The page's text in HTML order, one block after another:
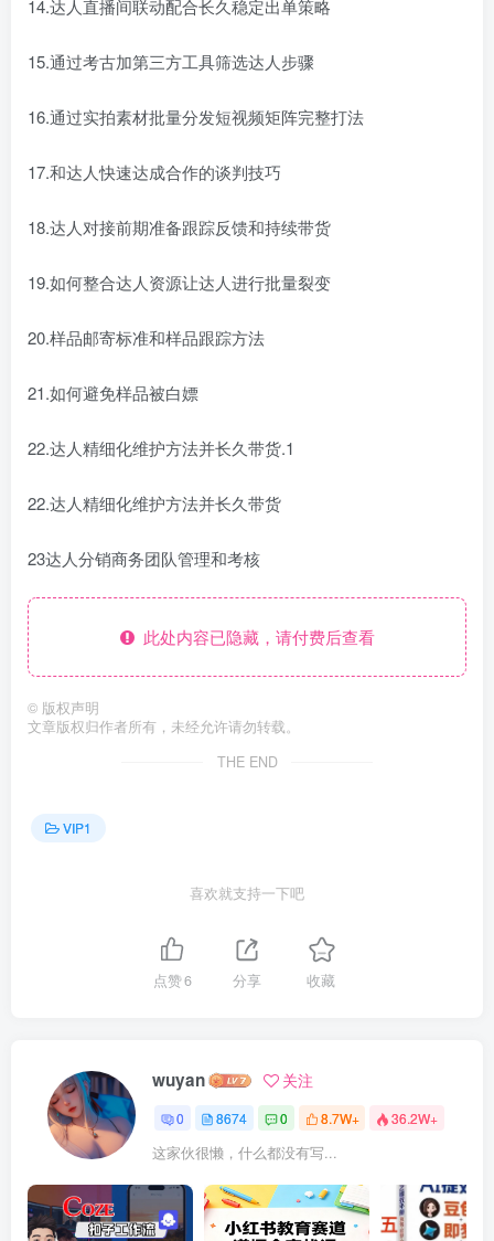
14.达人直播间联动配合长久稳定出单策略
15.通过考古加第三方工具筛选达人步骤
16.通过实拍素材批量分发短视频矩阵完整打法
17.和达人快速达成合作的谈判技巧
18.达人对接前期准备跟踪反馈和持续带货
19.如何整合达人资源让达人进行批量裂变
20.样品邮寄标准和样品跟踪方法
21.如何避免样品被白嫖
22.达人精细化维护方法并长久带货.1
22.达人精细化维护方法并长久带货
23达人分销商务团队管理和考核
此处内容已隐藏，请付费后查看
© 版权声明
文章版权归作者所有，未经允许请勿转载。
THE END
VIP1
喜欢就支持一下吧
点赞6 分享 收藏
wuyan 关注
0 8674 0 8.7W+ 36.2W+
这家伙很懒，什么都没有写...